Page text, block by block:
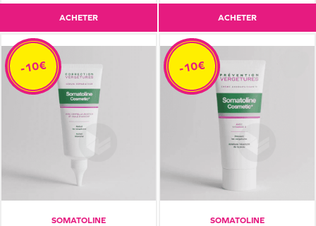
ACHETER ACHETER
SOMATOLINE
-10€
SOMATOLINE
-10€